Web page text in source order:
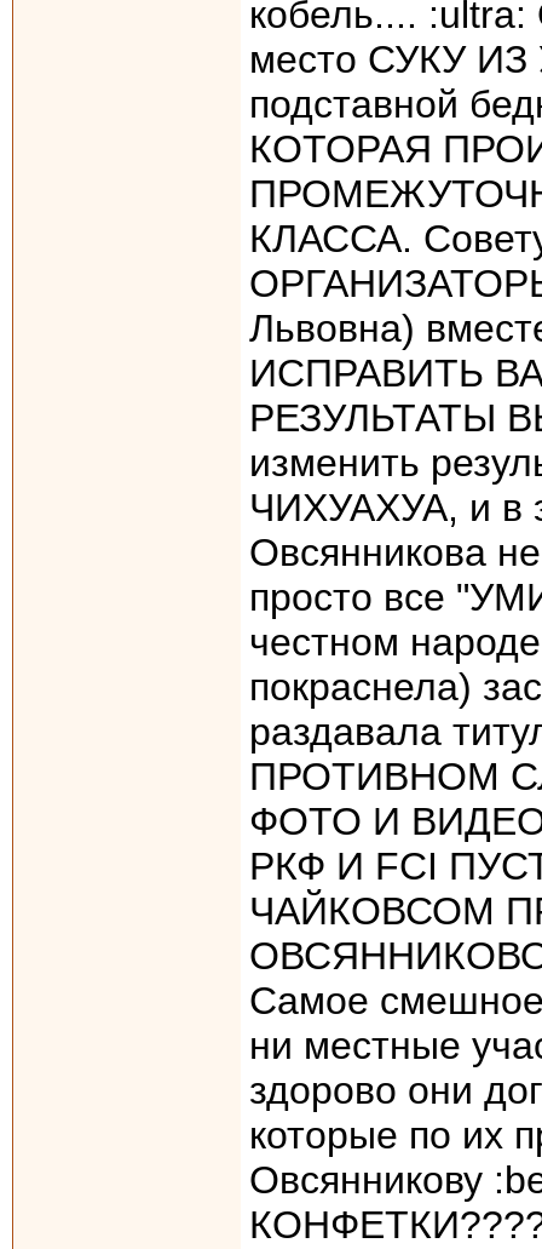
кобель....
место СУКУ ИЗ
подставной
КОТОРАЯ
КЛАССА.
Львовна)
ИСПРАВИТЬ
РЕЗУЛЬТАТЫ
изменить
ЧИХУАХУА, и в
Овсянникова
просто все
честном
покраснела)
раздавала
ПРОТИВНОМ
ФОТО И
РКФ И FCI
ЧАЙКОВСОМ
Самое смешное
ни местные
здорово они
которые по их
Овсянникову